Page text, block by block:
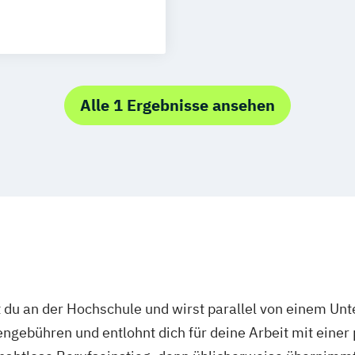
Alle 1 Ergebnisse ansehen
an der Hochschule und wirst parallel von einem
und entlohnt dich für deine Arbeit mit